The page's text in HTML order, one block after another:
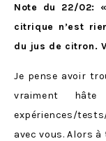
Note du 22/02:
citrique n’est
du jus de citron.
Je pense avoir
vraiment
expériences/
avec vous. Alors